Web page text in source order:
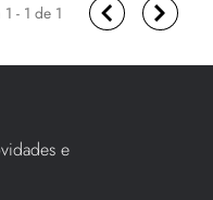
1 - 1de 1
e